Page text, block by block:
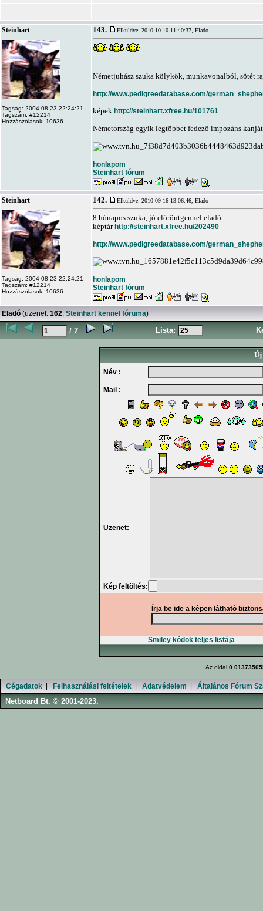
Steinhart
Tagság: 2004-08-23 22:24:21
Tagszám: #12214
Hozzászólások: 10636
143. Elküldve: 2010-10-10 11:40:37, Eladó
Németjuhász szuka kölykök, munkavonalból, sötét
http://www.pedigreedatabase.com/
képek http://steinhart.xfree.hu/101761
Németország egyik legtöbbet fedező impozáns
honlapom
Steinhart fórum
Steinhart
Tagság: 2004-08-23 22:24:21
Tagszám: #12214
Hozzászólások: 10636
142. Elküldve: 2010-09-16 13:06:46, Eladó
8 hónapos szuka, jó előröntgennel eladó.
képtárhttp://steinhart.xfree.hu/202490
http://www.pedigreedatabase.com/
honlapom
Steinhart fórum
Eladó (üzenet: 162, Steinhart kennel fóruma)
/ 7 Lista:
Új
Név :
Mail :
Üzenet:
Kép feltöltés:
Írja be ide a képen látható
Smiley kódok teljes listája
Az oldal
Cégadatok Felhasználási feltételek Adatvédelem Általános Fórum
Netboard Bt. © 2001-2023.